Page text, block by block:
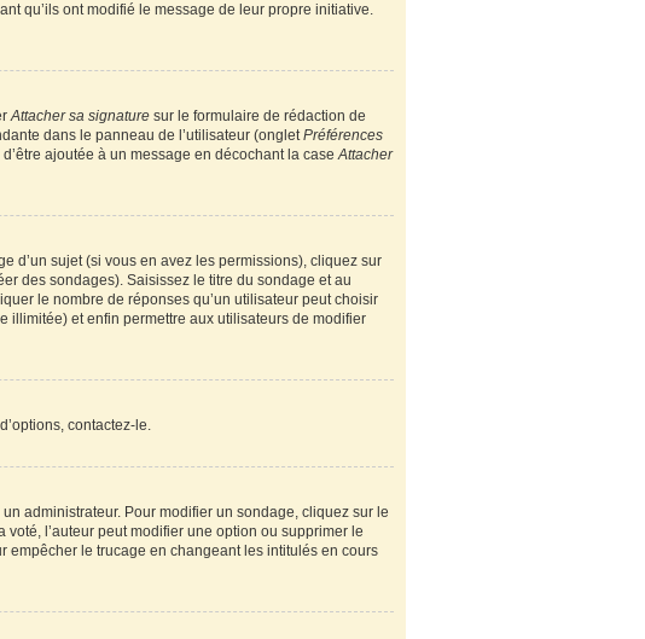
qu’ils ont modifié le message de leur propre initiative.
Attacher sa signaturesur le formulaire de rédaction de
dans le panneau de l’utilisateur (ongletPréférences
ajoutée à un message en décochant la caseAttacher
d’un sujet (si vous en avez les permissions), cliquez sur
des sondages). Saisissez le titre du sondage et au
le nombre de réponses qu’un utilisateur peut choisir
illimitée) et enfin permettre aux utilisateurs de modifier
contactez-le.
administrateur. Pour modifier un sondage, cliquez sur le
l’auteur peut modifier une option ou supprimer le
empêcher le trucage en changeant les intitulés en cours